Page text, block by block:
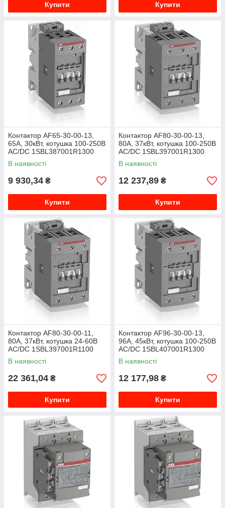
Купити Купити
Контактор AF65-30-00-13,
65А, 30кВт, котушка 100-250B
AC/DC 1SBL387001R1300
В наявності
9 930,34 ₴
Купити
Контактор AF80-30-00-13,
80А, 37кВт, котушка 100-250B
AC/DC 1SBL397001R1300
В наявності
12 237,89 ₴
Купити
Контактор AF80-30-00-11,
80А, 37кВт, котушка 24-60B
AC/DC 1SBL397001R1100
В наявності
22 361,04 ₴
Купити
Контактор AF96-30-00-13,
96А, 45кВт, котушка 100-250B
AC/DC 1SBL407001R1300
В наявності
12 177,98 ₴
Купити